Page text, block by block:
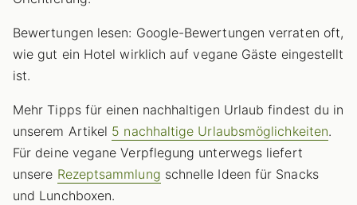
Bewertungen lesen: Google-Bewertungen verraten oft,
wie gut ein Hotel wirklich auf vegane Gäste eingestellt
ist.
Mehr Tipps für einen nachhaltigen Urlaub findest du in
unserem Artikel 5 nachhaltige Urlaubsmöglichkeiten.
Für deine vegane Verpflegung unterwegs liefert
unsere Rezeptsammlung schnelle Ideen für Snacks
und Lunchboxen.